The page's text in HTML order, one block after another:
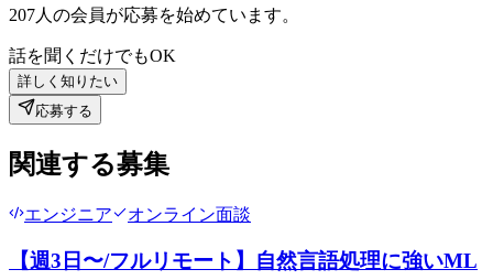
207人の会員が応募を始めています。
話を聞くだけでもOK
詳しく知りたい
応募する
関連する募集
エンジニア オンライン面談
【週3日〜/フルリモート】自然言語処理に強いML